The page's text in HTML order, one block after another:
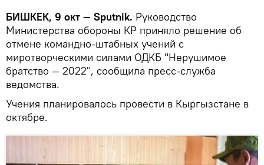
БИШКЕК, 9 окт — Sputnik. Руководство
Министерства обороны КР приняло решение об
отмене командно-штабных учений с
миротворческими силами ОДКБ "Нерушимое
братство — 2022", сообщила пресс-служба
ведомства.
Учения планировалось провести в Кыргызстане в
октябре.